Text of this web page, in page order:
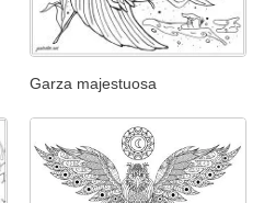
Garza majestuosa